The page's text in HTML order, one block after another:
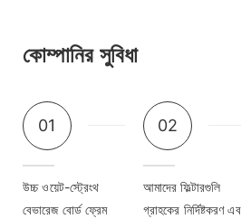
কোম্পানির সুবিধা
01
উচ্চ ওয়েট-স্ট্রেংথ
বেভারেজ বোর্ড ফ্রেম
02
আমাদের ফিল্টারগুলি
গ্রাহকের নির্দিষ্টকরণ